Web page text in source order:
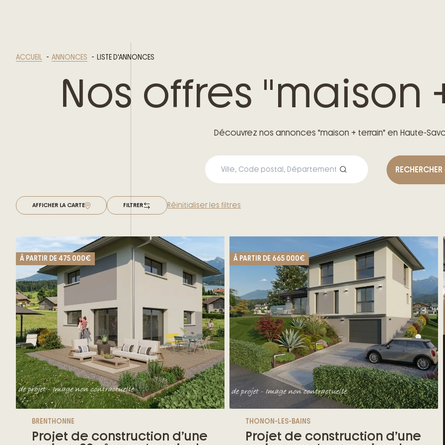
ACCUEIL ANNONCES LISTE D'ANNONCES
Nos offres "maison
Découvrez nos annonces "maison + terrain" en Haute-
RECHERCHER
AFFICHER LA CARTE FILTRER Réinitialiser les filtres
À PARTIR DE 475 000€
BRENTHONNE
Projet de construction d’une
À PARTIR DE 665 000€
THONON-LES-BAINS
Projet de construction d’une